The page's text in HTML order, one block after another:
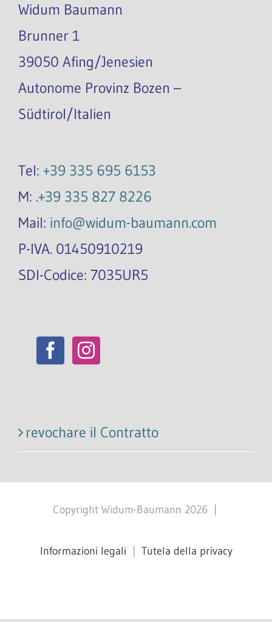
Widum Baumann
Brunner 1
39050 Afing/Jenesien
Autonome Provinz Bozen –
Südtirol/Italien
Tel: +39 335 695 6153
M: .+39 335 827 8226
Mail: info@widum-baumann.com
P-IVA. 01450910219
SDI-Codice: 7035UR5
revochare il Contratto
Copyright Widum-Baumann 2026
Informazioni legali Tutela della privacy